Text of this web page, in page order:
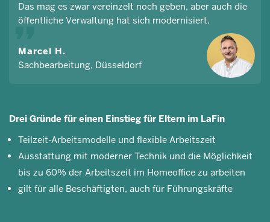
Das mag es zwar vereinzelt noch geben, aber auch die
öffentliche Verwaltung hat sich modernisiert.
Marcel H.
Sachbearbeitung, Düsseldorf
Drei Gründe für einen Einstieg für Eltern im LaFin
Teilzeit-Arbeitsmodelle und flexible Arbeitszeit
Ausstattung mit moderner Technik und die Möglichkeit
bis zu 60% der Arbeitszeit im Homeoffice zu arbeiten
gilt für alle Beschäftigten, auch für Führungskräfte